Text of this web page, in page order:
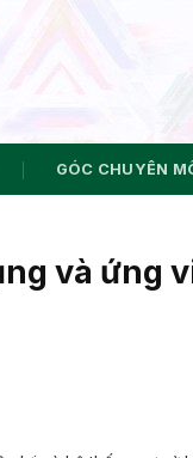
GÓC CHUYÊN
và ứng